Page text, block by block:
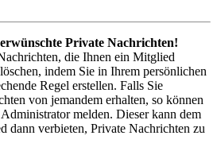
Private Nachrichten!
die Ihnen ein Mitglied
indem Sie in Ihrem persönlichen
Regel erstellen. Falls Sie
von jemandem erhalten, so können
melden. Dieser kann dem
dann verbieten, Private Nachrichten zu